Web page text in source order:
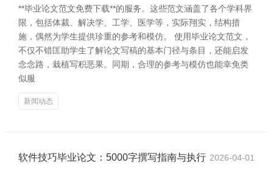
**毕业论文范文免费下载**的服务。这些范文涵盖了各个学科界
限，包括体裁、解决学、工学、医学等，实际翔实，结构措
施，偶然为学生提供珍重的参考和模仿。 使用毕业论文范文，
不仅不错匡助学生了解论文写稿的基本门径与条目，还能启发
念念路，栽植写积恶果。同期，合理的参考与模仿也能幸免类
似服
新闻动态
软件技巧毕业论文：5000字撰写指南与执行 2026-04-01